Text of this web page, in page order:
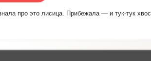
про это лисица. Прибежала — и тук-тук